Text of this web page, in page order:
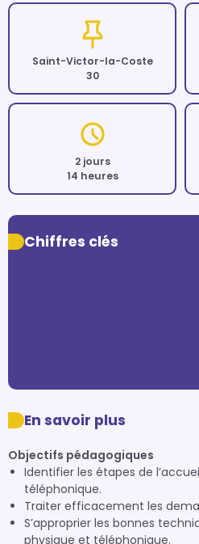
Saint-Victor-la-Coste
30
2 jours
14 heures
Chiffres clés
En savoir plus
Objectifs pédagogiques
Identifier les étapes de
téléphonique.
Traiter efficacement les
S’approprier les bonnes
physique et téléphonique.